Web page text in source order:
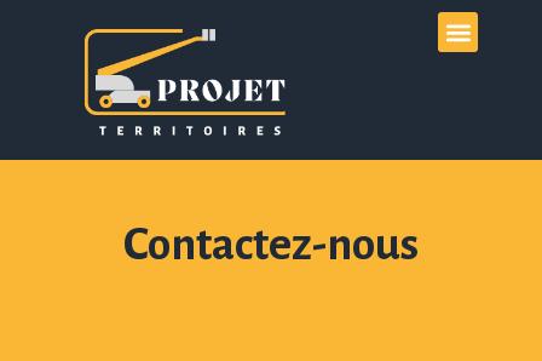
Contactez-nous